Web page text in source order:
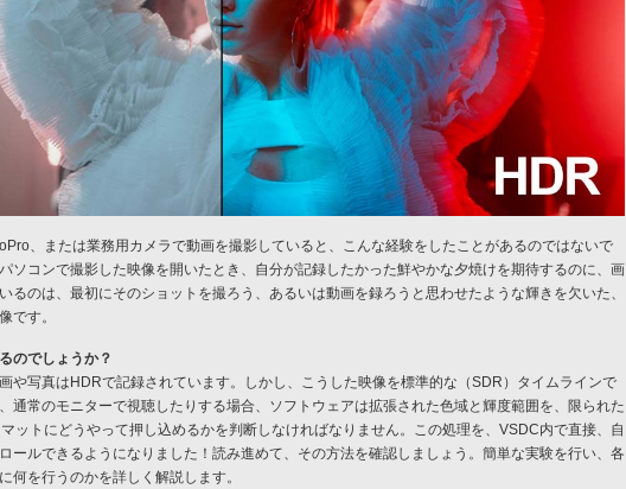
、または業務用カメラで動画を撮影していると、こんな経験をしたことがあるのではないで
ソコンで撮影した映像を開いたとき、自分が記録したかった鮮やかな夕焼けを期待するのに、画
るのは、最初にそのショットを撮ろう、あるいは動画を録ろうと思わせたような輝きを欠いた、
です。
のでしょうか？
や写真はHDRで記録されています。しかし、こうした映像を標準的な（SDR）タイムラインで
通常のモニターで視聴したりする場合、ソフトウェアは拡張された色域と輝度範囲を、限られた
ットにどうやって押し込めるかを判断しなければなりません。この処理を、VSDC内で直接、自
ールできるようになりました！読み進めて、その方法を確認しましょう。簡単な実験を行い、各
何を行うのかを詳しく解説します。